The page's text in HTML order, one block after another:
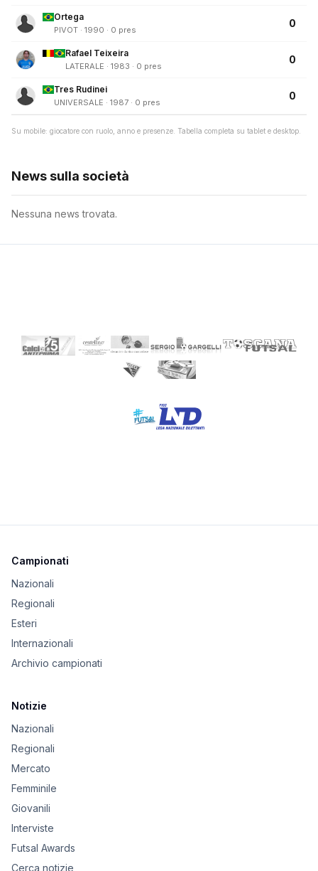
Ortega
PIVOT · 1990 · 0 pres
0
Rafael Teixeira
LATERALE · 1983 · 0 pres
0
Tres Rudinei
UNIVERSALE · 1987 · 0 pres
0
Su mobile: giocatore con ruolo, anno e presenze. Tabella completa su tablet e desktop.
News sulla società
Nessuna news trovata.
Campionati
Nazionali
Regionali
Esteri
Internazionali
Archivio campionati
Notizie
Nazionali
Regionali
Mercato
Femminile
Giovanili
Interviste
Futsal Awards
Cerca notizie